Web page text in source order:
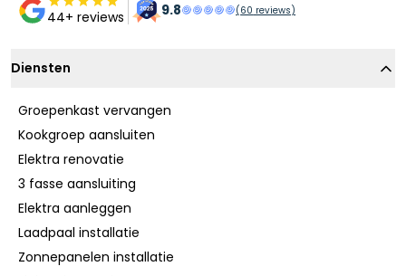
44+ reviews 9.8 (60 reviews)
Diensten
Groepenkast vervangen
Kookgroep aansluiten
Elektra renovatie
3 fasse aansluiting
Elektra aanleggen
Laadpaal installatie
Zonnepanelen installatie